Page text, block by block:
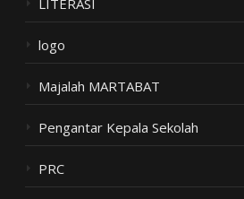
logo
Majalah MARTABAT
Pengantar Kepala Sekolah
PRC